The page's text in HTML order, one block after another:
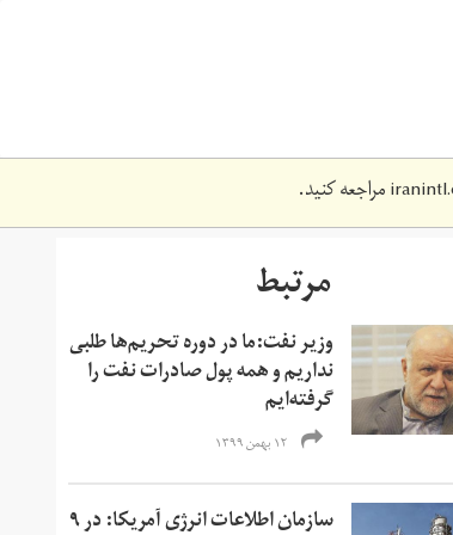
مراجعه کنید.
مرتبط
وزیر نفت:ما در دوره تحریم‌ها طلبی
نداریم و همه پول صادرات نفت را
گرفته‌ایم
۱۲ بهمن ۱۳۹۹
سازمان اطلاعات انرژی آمریکا: در ۹